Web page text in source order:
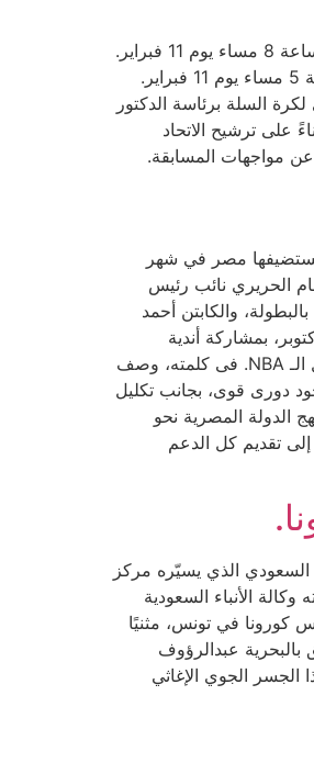
أسفرت قرعة كأس العالم للأندية 2022 عن مواجهة الزمالك بطل إفريقيا لفريق سان بابلو بورجوس الإسباني حامل اللقب وبطل أوروبا فى تمام الساعة 8 مساء يوم 11 فبراير.
و بينما سيلعب فلامنجو البرازيلي بطل الأمريكتين ضد ليكلاند ماجيك الأمريكي بطل دوري الرابطة الوطنية لفئة التطوير (NBA G League)فى الساعة 5 مساء يوم 11 فبراير.
كان دعا الاتحاد المصري لكرة السلة برئاسة الدكتور
على ترشيح الاتحاد
عن مواجهات المسابقة.
تستضيفها مصر في شهر
الحريري نائب رئيس
والكابتن أحمد
نجم منتخب مصر ونادي الزمالك السابق و الذى قام بسحب القرعة. تقام منافسات البطولة في صالة الدكتور حسن مصطفى بمدينة ٦ أكتوبر، بمشاركة أندية
الزمالك بطل إفريقيا، وبورجوس الإسباني ممثل أوروبا وفلامنجو البرازيلي ممثل أمريكا الجنوبية وليك لاند ماجيك الأمريكي بطل الـ G-league وممثل الـ NBA. فى كلمته، وصف
دورى قوى، بجانب تكليل
الدولة المصرية نحو
تقديم كل الدعم
في إطار الجسر الإغاثي السعودي الذي يسيّره مركز
الأنباء السعودية
كورونا في تونس، مثنيًا
بالبحرية عبدالرؤوف
الجسر الجوي الإغاثي